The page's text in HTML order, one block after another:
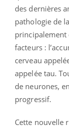
des dernières
pathologie de
facteurs :
cerveau
appelée tau.
de neurones,
progressif.
Cette nouvelle